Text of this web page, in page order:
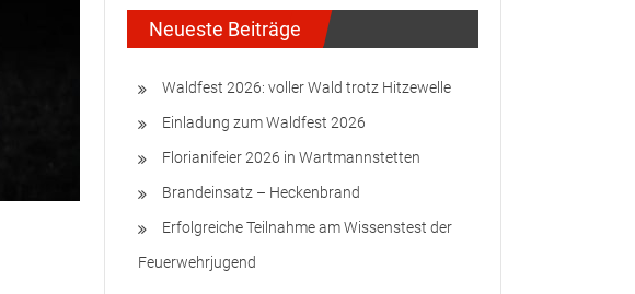
Neueste Beiträge
Waldfest 2026: voller Wald trotz Hitzewelle
Einladung zum Waldfest 2026
Florianifeier 2026 in Wartmannstetten
Brandeinsatz – Heckenbrand
Erfolgreiche Teilnahme am Wissenstest der
Feuerwehrjugend